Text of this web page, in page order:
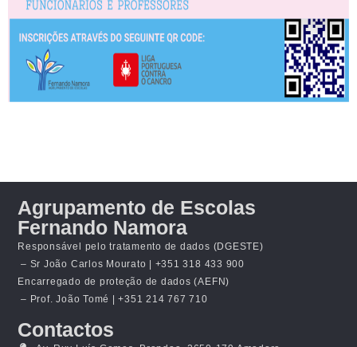
Agrupamento de Escolas
Fernando Namora
Responsável pelo tratamento de dados (DGESTE)
– Sr João Carlos Mourato | +351 318 433 900
Encarregado de proteção de dados (AEFN)
– Prof. João Tomé | +351 214 767 710
Contactos